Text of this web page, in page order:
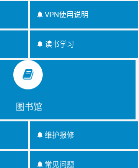
VPN使用说明
读书学习
图书馆
维护报修
常见问题